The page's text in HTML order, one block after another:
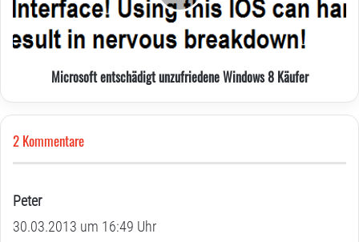
Käufer
Microsoft entschädigt unzufriedene Windows 8 Käufer
2 Kommentare
Peters
a
30.03.2013 um 16:49 Uhr